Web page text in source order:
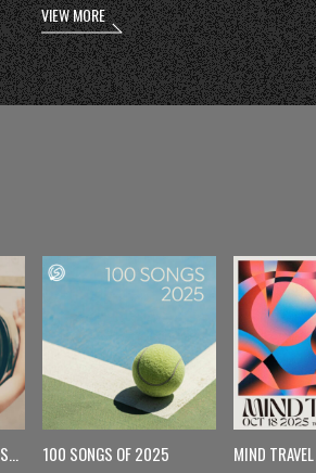
VIEW MORE
【月曜更新】Monday Spin 100 SONGS OF 2025 MIND TRAVEL